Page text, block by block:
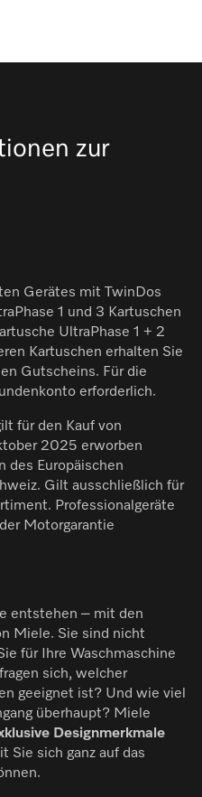
zur
Gerätes mit TwinDos
1 und 3 Kartuschen
UltraPhase 1 + 2
Kartuschen erhalten Sie
Gutscheins. Für die
erforderlich.
für den Kauf von
2025 erworben
des Europäischen
Gilt ausschließlich für
Professionalgeräte
Motorgarantie
entstehen – mit den
Miele. Sie sind nicht
für Ihre Waschmaschine
sich, welcher
geeignet ist? Und wie viel
überhaupt? Miele
Designmerkmale
Sie sich ganz auf das